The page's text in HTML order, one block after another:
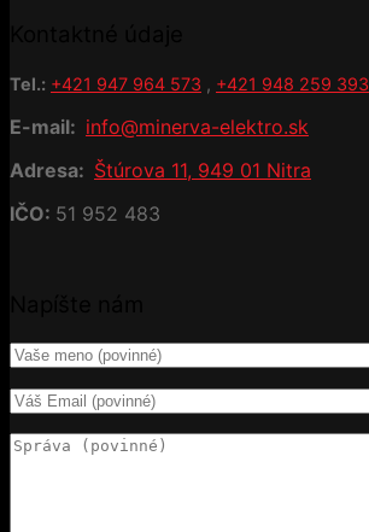
Tel.: +421 947 964 573 , +421 948 259 393
E-mail: info@minerva-elektro.sk
Adresa: Štúrova 11, 949 01 Nitra
IČO: 51 952 483